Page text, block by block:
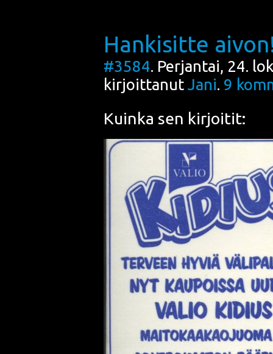
Hankisitte
#3584. Perjantai, 24.
kirjoittanut Jani. 9
Kuinka sen kirjoitit: